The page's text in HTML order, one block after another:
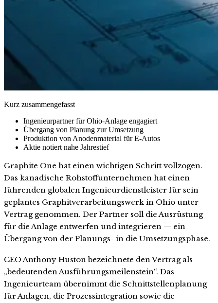
Kurz zusammengefasst
Ingenieurpartner für Ohio-Anlage engagiert
Übergang von Planung zur Umsetzung
Produktion von Anodenmaterial für E-Autos
Aktie notiert nahe Jahrestief
Graphite One hat einen wichtigen Schritt vollzogen.
Das kanadische Rohstoffunternehmen hat einen
führenden globalen Ingenieurdienstleister für sein
geplantes Graphitverarbeitungswerk in Ohio unter
Vertrag genommen. Der Partner soll die Ausrüstung
für die Anlage entwerfen und integrieren — ein
Übergang von der Planungs- in die Umsetzungsphase.
CEO Anthony Huston bezeichnete den Vertrag als
„bedeutenden Ausführungsmeilenstein“. Das
Ingenieurteam übernimmt die Schnittstellenplanung
für Anlagen, die Prozessintegration sowie die